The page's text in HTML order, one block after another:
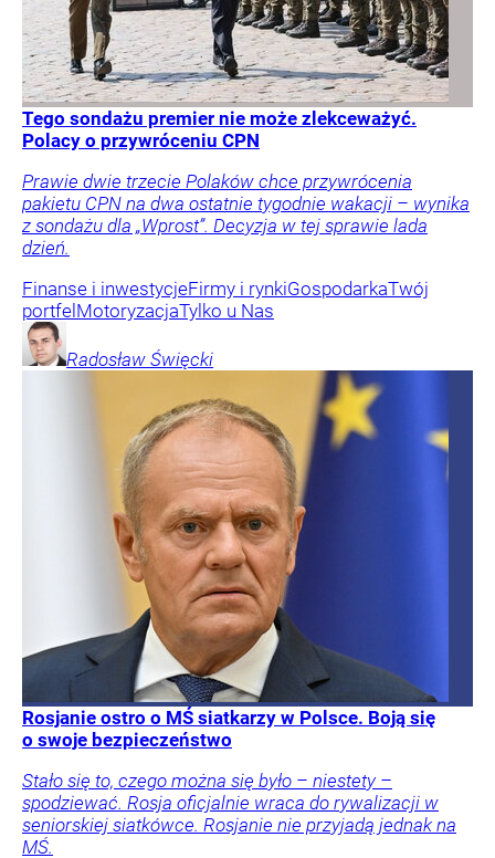
Tego sondażu premier nie może zlekceważyć.
Polacy o przywróceniu CPN
Prawie dwie trzecie Polaków chce przywrócenia
pakietu CPN na dwa ostatnie tygodnie wakacji – wynika
z sondażu dla „Wprost”. Decyzja w tej sprawie lada
dzień.
Finanse i inwestycjeFirmy i rynkiGospodarkaTwój
portfel MotoryzacjaTylko u Nas
Radosław Święcki
Rosjanie ostro o MŚ siatkarzy w Polsce. Boją się
o swoje bezpieczeństwo
Stało się to, czego można się było – niestety –
spodziewać. Rosja oficjalnie wraca do rywalizacji w
seniorskiej siatkówce. Rosjanie nie przyjadą jednak na
MŚ.